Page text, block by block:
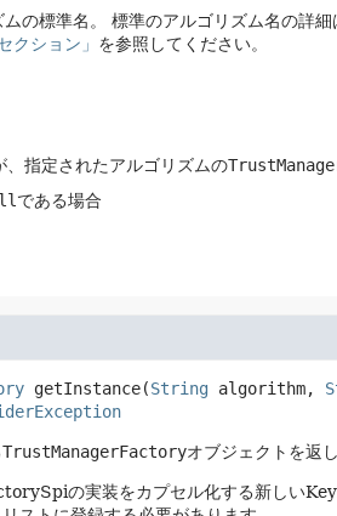
の標準名。
標準のアルゴリズム名の
ション」 を参照してください。
、指定されたアルゴリズムの
である場合
getInstance(String algorithm,
TrustManagerFactoryオブジェクトを返し
の実装をカプセル化する新しい